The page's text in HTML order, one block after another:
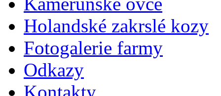
Holandské zakrslé kozy
Fotogalerie farmy
Odkazy